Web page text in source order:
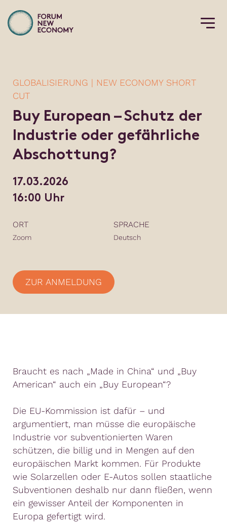
GLOBALISIERUNG | NEW ECONOMY SHORT
CUT
Buy European – Schutz der
Industrie oder gefährliche
Abschottung?
17.03.2026
16:00 Uhr
ORT
Zoom
SPRACHE
Deutsch
ZUR ANMELDUNG
Braucht es nach „Made in China“ und „Buy
American“ auch ein „Buy European“?
Die EU-Kommission ist dafür – und
argumentiert, man müsse die europäische
Industrie vor subventionierten Waren
schützen, die billig und in Mengen auf den
europäischen Markt kommen. Für Produkte
wie Solarzellen oder E-Autos sollen staatliche
Subventionen deshalb nur dann fließen, wenn
ein gewisser Anteil der Komponenten in
Europa gefertigt wird.